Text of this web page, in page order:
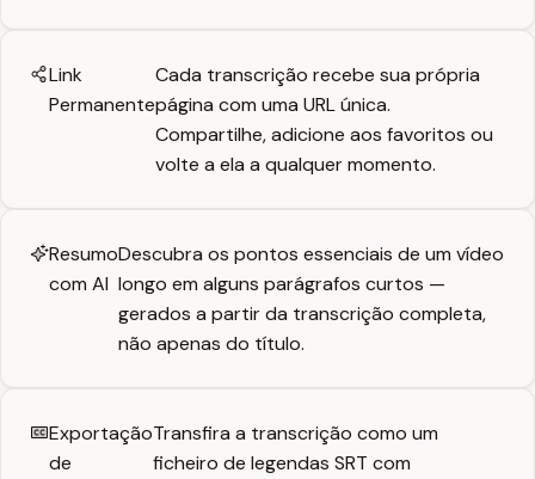
Link
Permanente
Cada transcrição recebe sua própria
página com uma URL única.
Compartilhe, adicione aos favoritos ou
volte a ela a qualquer momento.
Resumo
com AI
Descubra os pontos essenciais de um vídeo
longo em alguns parágrafos curtos —
gerados a partir da transcrição completa,
não apenas do título.
Exportação
de
Transfira a transcrição como um
ficheiro de legendas SRT com